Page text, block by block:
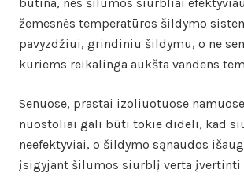
būtina, nes šilumos siurbliai
žemesnės temperatūros šildymo
pavyzdžiui, grindiniu šildymu, o ne
kuriems reikalinga aukšta vandens
Senuose, prastai izoliuotuose
nuostoliai gali būti tokie dideli, kad
neefektyviai, o šildymo sąnaudos
įsigyjant šilumos siurblį verta įvertinti